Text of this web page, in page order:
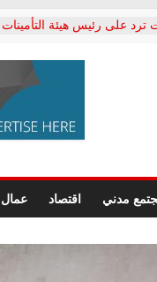
ترد على رئيس هيئة التأمينات
المعاشات.. ونطالب بكشف
يكتب: القطاع الصحي إلى
الشعبي يطلق لجنة “الحق
الرسومات النهائية للقرار
الصحفيين.. وانتهاء أعمال
الإداري
الدكتور محمد زهران.. ويؤكد:
وضمانات المحاكمة العادلة
مدني اقتصاد عمال